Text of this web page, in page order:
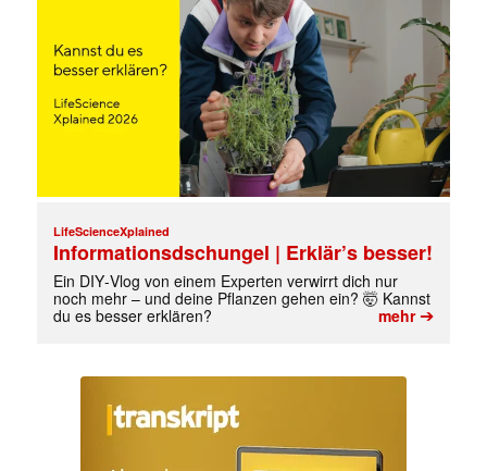
LifeScienceXplained
Informationsdschungel | Erklär’s besser!
Ein DIY‑Vlog von einem Experten verwirrt dich nur
noch mehr – und deine Pflanzen gehen ein? 🤯 Kannst
du es besser erklären?
mehr➔